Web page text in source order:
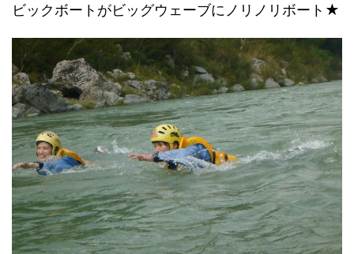
ビックボートがビッグウェーブにノリノリボート★